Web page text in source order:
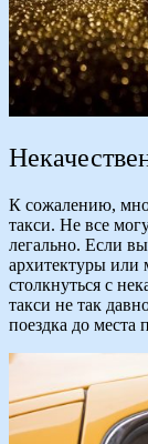
К сожалению,
такси. Не все
легально. Если
архитектуры или
столкнуться с
такси не так
поездка до места